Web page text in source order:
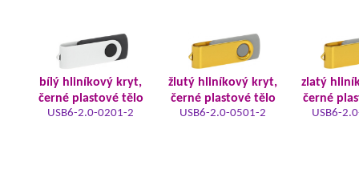
bílý hliníkový kryt,
černé plastové tělo
USB6-2.0-0201-2
žlutý hliníkový kryt,
černé plastové tělo
USB6-2.0-0501-2
zlatý
černé
USB6-